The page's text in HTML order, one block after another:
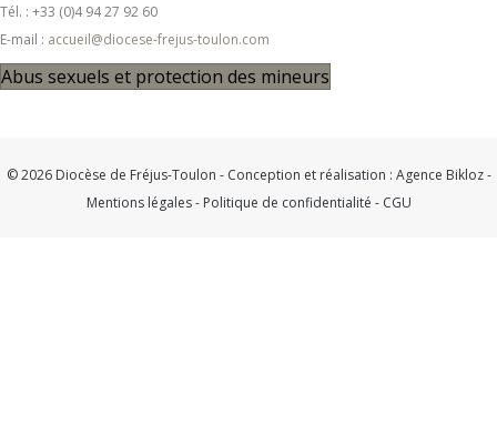
Tél. : +33 (0)4 94 27 92 60
E-mail : accueil@diocese-frejus-toulon.com
Abus sexuels et protection des mineurs
© 2026 Diocèse de Fréjus-Toulon - Conception et réalisation : Agence Bikloz-
Mentions légales- Politique de confidentialité - CGU